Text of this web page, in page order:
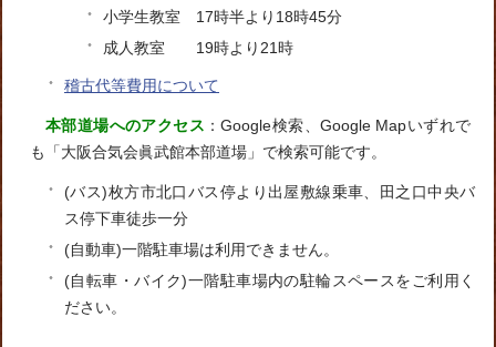
小学生教室 17時半より18時45分
成人教室 19時より21時
稽古代等費用について
本部道場へのアクセス ：Google検索、Google Mapいずれで
も「大阪合気会眞武館本部道場」で検索可能です。
(バス)枚方市北口バス停より出屋敷線乗車、田之口中央バ
ス停下車徒歩一分
(自動車)一階駐車場は利用できません。
(自転車・バイク)一階駐車場内の駐輪スペースをご利用く
ださい。